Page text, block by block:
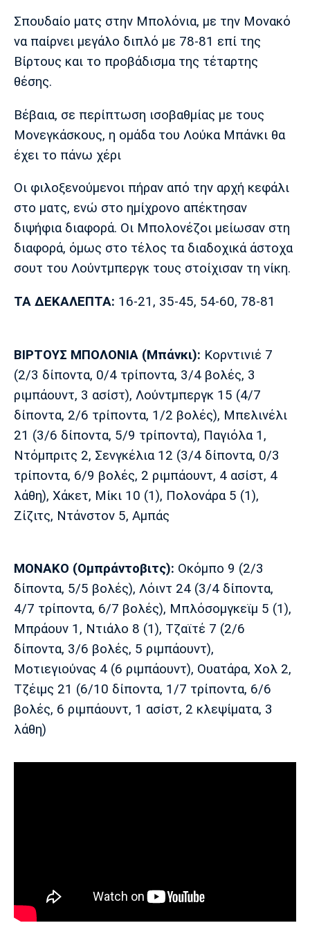
Πολιτισμός
Τραγούδια
Cine Spot
Media
Πρόγραμμα TV
Ιωνικός Κηφισιά Πανσερραϊκός
Μπαρτσελόνα
Μάντσεστερ
Γιουνάιτεντ
Τσέλσι Άρσεναλ
Ίντερ Μίλαν Μπάγερν
Μπορούσια
Ντόρτμουντ
Παρί Σεν
Ζερμέν
Μαρσέιγ
Αστέρας
Μπενφίκα
Σπουδαίο ματς στην Μπολόνια, με την Μονακό
να παίρνει μεγάλο διπλό με 78-81 επί της
Βίρτους και το προβάδισμα της τέταρτης
θέσης.
Βέβαια, σε περίπτωση ισοβαθμίας με τους
Μονεγκάσκους, η ομάδα του Λούκα Μπάνκι θα
έχει το πάνω χέρι
Οι φιλοξενούμενοι πήραν από την αρχή κεφάλι
στο ματς, ενώ στο ημίχρονο απέκτησαν
διψήφια διαφορά. Οι Μπολονέζοι μείωσαν στη
διαφορά, όμως στο τέλος τα διαδοχικά άστοχα
σουτ του Λούντμπεργκ τους στοίχισαν τη νίκη.
ΤΑ ΔΕΚΑΛΕΠΤΑ: 16-21, 35-45, 54-60, 78-81
ΒΙΡΤΟΥΣ ΜΠΟΛΟΝΙΑ (Μπάνκι): Κορντινιέ 7
(2/3 δίποντα, 0/4 τρίποντα, 3/4 βολές, 3
ριμπάουντ, 3 ασίστ), Λούντμπεργκ 15 (4/7
δίποντα, 2/6 τρίποντα, 1/2 βολές), Μπελινέλι
21 (3/6 δίποντα, 5/9 τρίποντα), Παγιόλα 1,
Ντόμπριτς 2, Σενγκέλια 12 (3/4 δίποντα, 0/3
τρίποντα, 6/9 βολές, 2 ριμπάουντ, 4 ασίστ, 4
λάθη), Χάκετ, Μίκι 10 (1), Πολονάρα 5 (1),
Ζίζιτς, Ντάνστον 5, Αμπάς
ΜΟΝΑΚΟ (Ομπράντοβιτς): Οκόμπο 9 (2/3
δίποντα, 5/5 βολές), Λόιντ 24 (3/4 δίποντα,
4/7 τρίποντα, 6/7 βολές), Μπλόσομγκεϊμ 5 (1),
Μπράουν 1, Ντιάλο 8 (1), Τζαϊτέ 7 (2/6
δίποντα, 3/6 βολές, 5 ριμπάουντ),
Μοτιεγιούνας 4 (6 ριμπάουντ), Ουατάρα, Χολ 2,
Τζέιμς 21 (6/10 δίποντα, 1/7 τρίποντα, 6/6
βολές, 6 ριμπάουντ, 1 ασίστ, 2 κλεψίματα, 3
λάθη)